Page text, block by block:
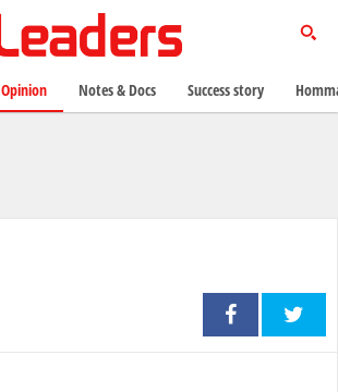
Opinion Notes & Docs Success story